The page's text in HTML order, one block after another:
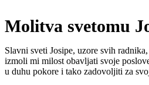
Molitva svetomu
Slavni sveti Josipe, uzore svih radnika,
izmoli mi milost obavljati svoje
u duhu pokore i tako zadovoljiti za